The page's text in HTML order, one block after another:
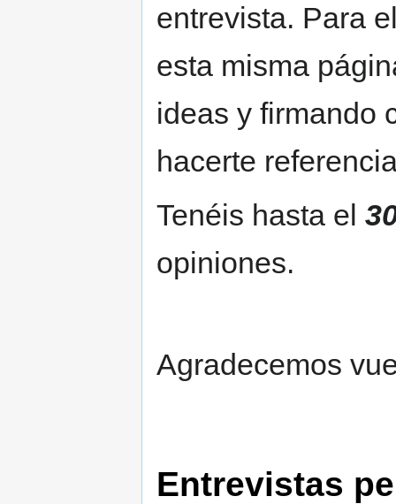
entrevista. Para
esta misma
ideas y firmando
hacerte
Tenéis hasta el
opiniones.
Agradecemos
Entrevistas